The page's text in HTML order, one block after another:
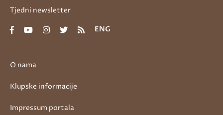
O nama
Klupske informacije
Impressum portala
Tjedni newsletter
ENG